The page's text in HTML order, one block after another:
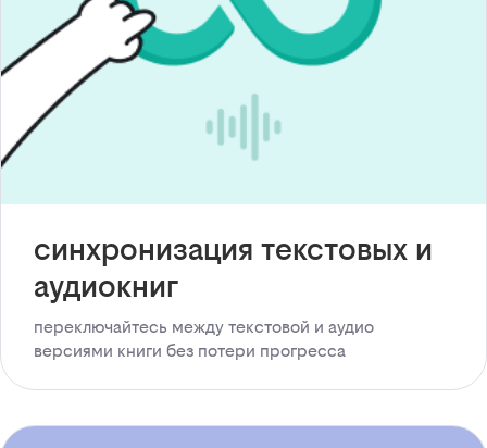
синхронизация текстовых и
аудиокниг
переключайтесь между текстовой и аудио
версиями книги без потери прогресса